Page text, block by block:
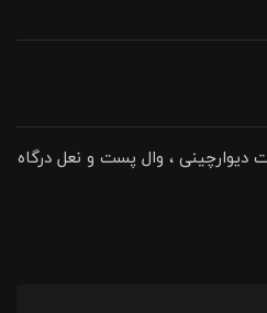
دیوارچینی ، وال پست و نعل درگاه